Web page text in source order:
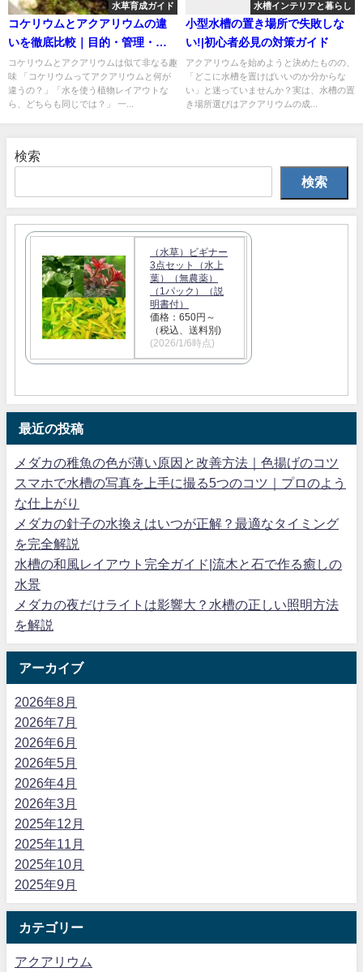
水草育成ガイド
コケリウムとアクアリウムの違
いを徹底比較｜目的・管理・魅
力の違いを解説
コケリウムとアクアリウムは似て非なる趣
味 「コケリウムってアクアリウムと何が
違うの？」「水を使う植物レイアウトな
ら、どちらも同じでは？」 一...
水槽インテリアと暮らし
小型水槽の置き場所で失敗しな
い!|初心者必見の対策ガイド
アクアリウムを始めようと決めたものの、
「どこに水槽を置けばいいのか分からな
い」と迷っていませんか？実は、水槽の置
き場所選びはアクアリウムの成...
検索
検索
（水草）ビギナー
3点セット（水上
葉）（無農薬）
（1パック）（説
明書付）
価格：650円～
（税込、送料別)
(2026/1/6時点)
最近の投稿
メダカの稚魚の色が薄い原因と改善方法｜色揚げのコツ
スマホで水槽の写真を上手に撮る5つのコツ｜プロのよう
な仕上がり
メダカの針子の水換えはいつが正解？最適なタイミング
を完全解説
水槽の和風レイアウト完全ガイド|流木と石で作る癒しの
水景
メダカの夜だけライトは影響大？水槽の正しい照明方法
を解説
アーカイブ
2026年8月
2026年7月
2026年6月
2026年5月
2026年4月
2026年3月
2025年12月
2025年11月
2025年10月
2025年9月
カテゴリー
アクアリウム